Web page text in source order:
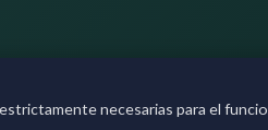
necesarias para el